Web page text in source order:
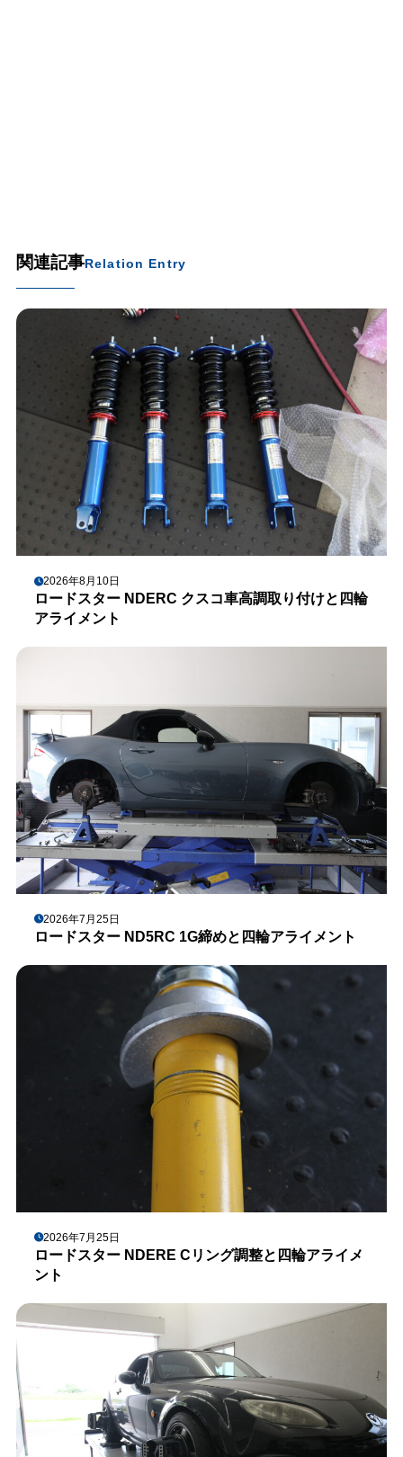
関連記事Relation Entry
2026年8月10日
ロードスター NDERC クスコ車高調取り付けと四輪
アライメント
2026年7月25日
ロードスター ND5RC 1G締めと四輪アライメント
2026年7月25日
ロードスター NDERE Cリング調整と四輪アライメ
ント